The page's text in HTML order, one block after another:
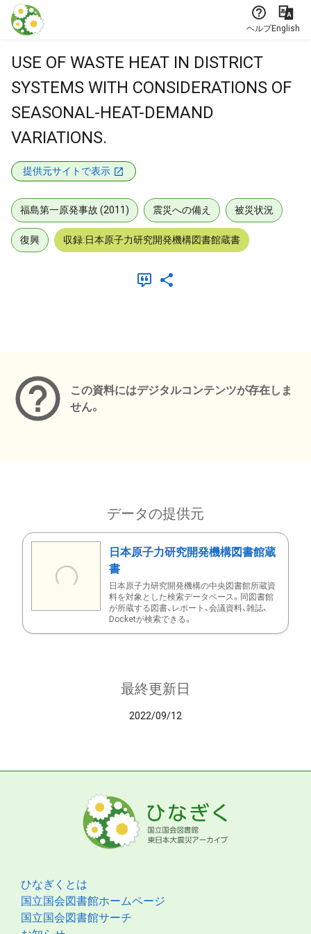
本文に飛ぶ
ヘルプEnglish
USE OF WASTE HEAT IN DISTRICT
SYSTEMS WITH CONSIDERATIONS OF
SEASONAL-HEAT-DEMAND
VARIATIONS.
提供元サイトで表示
福島第一原発事故 (2011) 震災への備え 被災状況
復興 収録:日本原子力研究開発機構図書館蔵書
この資料にはデジタルコンテンツが存在しま
せん。
データの提供元
日本原子力研究開発機構図書館蔵
書
日本原子力研究開発機構の中央図書館所蔵資
料を対象とした検索データベース。同図書館
が所蔵する図書、レポート、会議資料、雑誌、
Docketが検索できる。
最終更新日
2022/09/12
ひなぎくとは
国立国会図書館ホームページ
国立国会図書館サーチ